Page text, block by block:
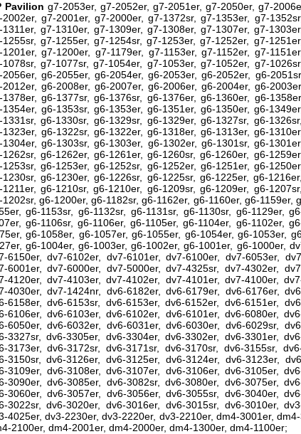
Pavilion g7-2053er, g7-2052er, g7-2051er, g7-2050er, g7-
2002er, g7-2001er, g7-2000er, g7-1372sr, g7-1353er, g7-
1311er, g7-1310er, g7-1309er, g7-1308er, g7-1307er, g7-
1255sr, g7-1255er, g7-1254sr, g7-1253er, g7-1252er, g7-
1201er, g7-1200er, g7-1179er, g7-1153er, g7-1152er, g7-
1078sr, g7-1077sr, g7-1054er, g7-1053er, g7-1052er, g7-
2056er, g6-2055er, g6-2054er, g6-2053er, g6-2052er, g6-
2012er, g6-2008er, g6-2007er, g6-2006er, g6-2004er, g6-
1378er, g6-1377sr, g6-1376sr, g6-1376er, g6-1360er, g6-
1354er, g6-1353sr, g6-1353er, g6-1351er, g6-1350er, g6-
1331sr, g6-1330sr, g6-1329sr, g6-1329er, g6-1327sr, g6-
1323er, g6-1322sr, g6-1322er, g6-1318er, g6-1313er, g6-
1304er, g6-1303sr, g6-1303er, g6-1302er, g6-1301sr, g6-
1262sr, g6-1262er, g6-1261er, g6-1260sr, g6-1260er, g6-
1253sr, g6-1253er, g6-1252sr, g6-1252er, g6-1251er, g6-
1230sr, g6-1230er, g6-1226sr, g6-1225sr, g6-1225er, g6-
1211er, g6-1210sr, g6-1210er, g6-1209sr, g6-1209er, g6-
1202sr, g6-1200er, g6-1182sr, g6-1162er, g6-1160er, g6-1159er,
g6-1153sr, g6-1132sr, g6-1131sr, g6-1130sr, g6-1129er,
g6-1106sr, g6-1106er, g6-1105er, g6-1104er, g6-1102er,
g6-1058er, g6-1057er, g6-1055er, g6-1054er, g6-1053er,
g6-1004er, g6-1003er, g6-1002er, g6-1001er, g6-1000er,
6150er, dv7-6102er, dv7-6101er, dv7-6100er, dv7-6053er,
6001er, dv7-6000er, dv7-5000er, dv7-4325sr, dv7-4302er,
4120er, dv7-4103er, dv7-4102er, dv7-4101er, dv7-4100er,
4030er, dv7-1424nr, dv6-6182er, dv6-6179er, dv6-6176er,
6158er, dv6-6153sr, dv6-6153er, dv6-6152er, dv6-6151er,
6106er, dv6-6103er, dv6-6102er, dv6-6101er, dv6-6080er,
6050er, dv6-6032er, dv6-6031er, dv6-6030er, dv6-6029sr,
3327sr, dv6-3305er, dv6-3304er, dv6-3302er, dv6-3301er,
3173er, dv6-3172sr, dv6-3171sr, dv6-3170sr, dv6-3155sr,
3150sr, dv6-3126er, dv6-3125er, dv6-3124er, dv6-3123er,
3109er, dv6-3108er, dv6-3107er, dv6-3106er, dv6-3105er,
3090er, dv6-3085er, dv6-3082sr, dv6-3080er, dv6-3075er,
3060er, dv6-3057er, dv6-3056er, dv6-3055sr, dv6-3040er,
3022sr, dv6-3020er, dv6-3016er, dv6-3015sr, dv6-3010er,
4025er, dv3-2230er, dv3-2220er, dv3-2210er, dm4-3001er,
2100er, dm4-2001er, dm4-2000er, dm4-1300er, dm4-1100er;